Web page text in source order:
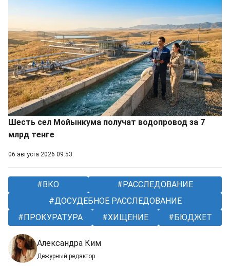
Шесть сел Мойынкума получат водопровод за 7
млрд тенге
06 августа 2026 09:53
ВКО
РАССЛЕДОВАНИЕ
ДОСУДЕБНОЕ РАССЛЕДОВАНИЕ
ПРОКУРАТУРА
ХИЩЕНИЕ БЮДЖЕТ
Александра Ким
Дежурный редактор